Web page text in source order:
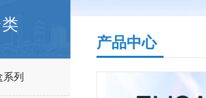
列
产品中心